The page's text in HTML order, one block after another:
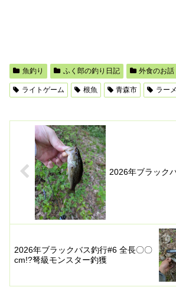
魚釣り ふく郎の釣り日記 外食のお話
ライトゲーム 根魚 青森市 ラー
2026年ブラック
2026年ブラックバス釣行#6 全長〇〇
cm!?弩級モンスター釣獲